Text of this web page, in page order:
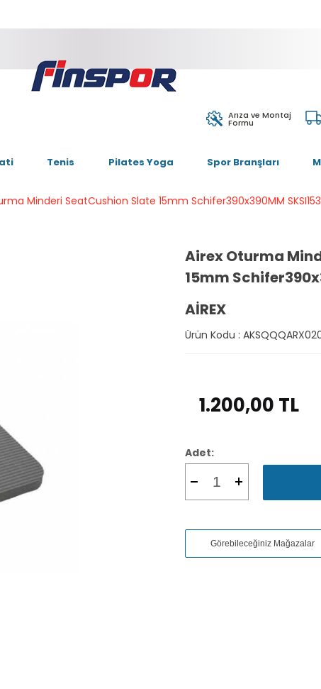
Arıza ve Montaj
Formu
Tenis Pilates Yoga Spor Branşları
Minderi SeatCushion Slate 15mm Schifer390x390MM
Airex Oturma
15mm
AIREX
Ürün Kodu :
1.200,00 TL
Adet:
Görebileceğiniz Mağazalar